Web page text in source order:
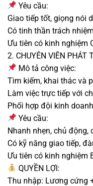
Yêu cầu:
Giao tiếp tốt, giọng nói
Có tinh thần trách
Ưu tiên có kinh nghiệm
2. CHUYÊN VIÊN PHÁT
Mô tả công việc:
Tìm kiếm, khai thác và
Làm việc trực tiếp với
Phối hợp đội kinh
Yêu cầu:
Nhanh nhẹn, chủ
Có kỹ năng giao tiếp,
Ưu tiên có kinh nghiệm
QUYỀN LỢI:
Thu nhập: Lương cứng